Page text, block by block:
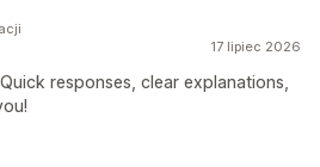
17 lipiec 2026
responses, clear explanations,